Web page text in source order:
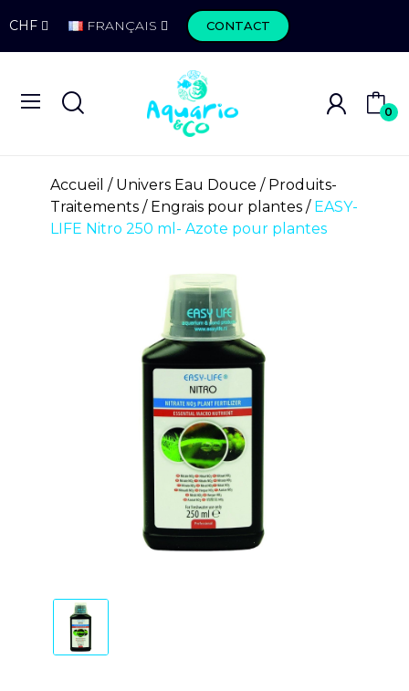
CHF FRANÇAIS CONTACT
0
Accueil Univers Eau Douce
Produits-
Traitements
Engrais pour plantes
EASY-
LIFE Nitro 250 ml- Azote pour plantes